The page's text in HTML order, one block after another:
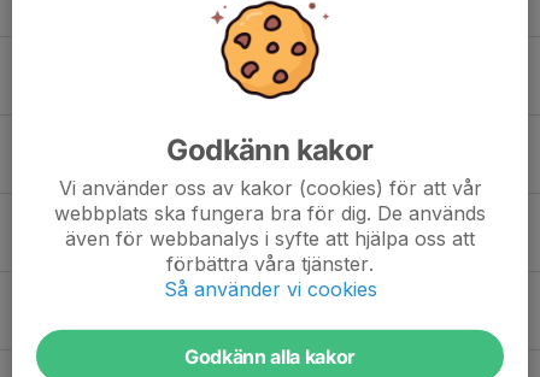
0
SPONSORMATCH
Nu drar Skridskoskolan igång igen!
Avslutning skridskoskolan 16/3
13 mar 2025 0
Vårterminen
Godkänn kakor
Vi använder oss av kakor (cookies) för att vår
webbplats ska fungera bra för dig. De används
även för webbanalys i syfte att hjälpa oss att
förbättra våra tjänster.
Så använder vi cookies
Godkänn alla kakor